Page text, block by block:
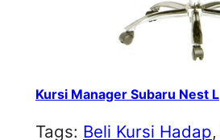
Kursi Manager Subaru Nest L
Tags: Beli Kursi Hadap,